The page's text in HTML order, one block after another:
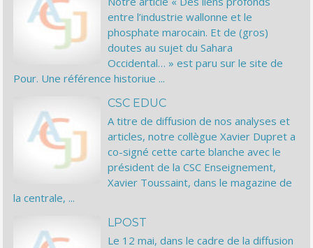
entre l’industrie wallonne et le
phosphate marocain. Et de (gros)
doutes au sujet du Sahara
Occidental… » est paru sur le site de
Pour. Une référence historiue ...
CSC EDUC
A titre de diffusion de nos analyses et
articles, notre collègue Xavier Dupret a
co-signé cette carte blanche avec le
président de la CSC Enseignement,
Xavier Toussaint, dans le magazine de
la centrale, ...
LPOST
Le 12 mai, dans le cadre de la diffusion